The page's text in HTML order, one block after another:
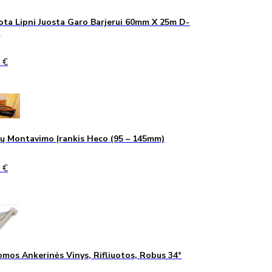
Lipni Juosta Garo Barjerui 60mm X 25m D-
€
Montavimo Įrankis Heco (95 – 145mm)
€
Ankerinės Vinys, Rifliuotos, Robus 34°